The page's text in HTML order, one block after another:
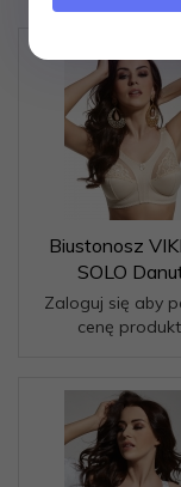
Biustonosz
SOLO
Zaloguj się aby
cenę